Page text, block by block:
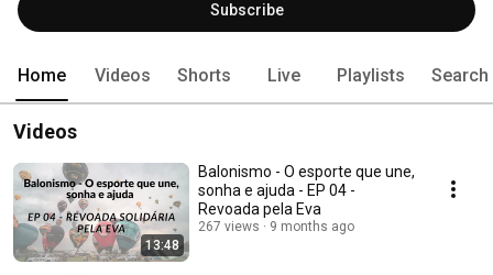
Subscribe
Home Videos Shorts Live Playlists Search
Videos
13:48
Balonismo - O esporte que une,
sonha e ajuda - EP 04 -
Revoada pela Eva
267 views 9 months ago